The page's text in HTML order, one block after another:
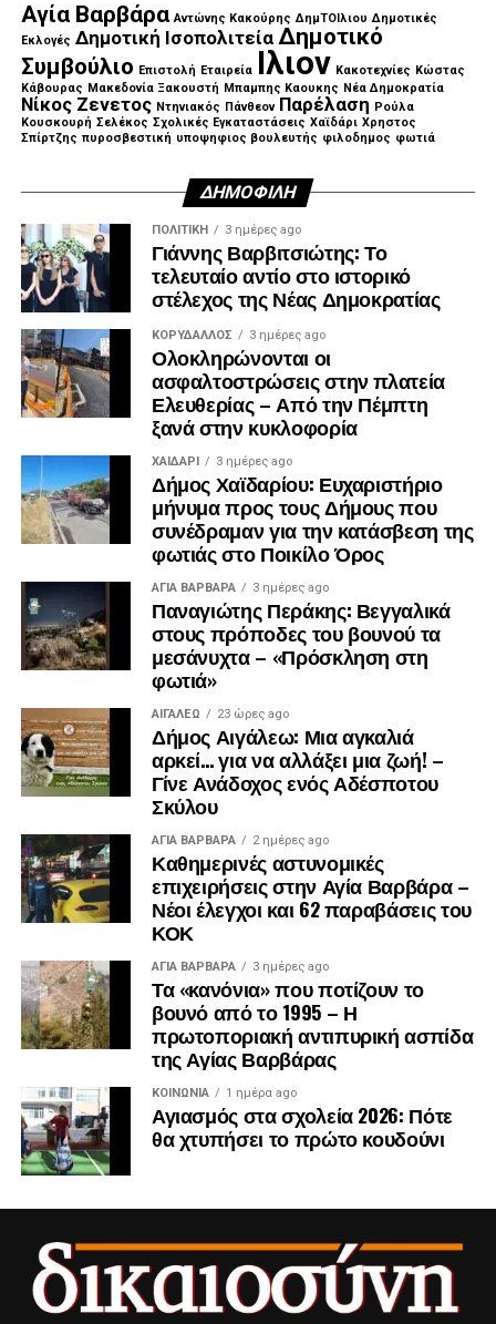
Αγία Βαρβάρα Αντώνης Κακούρης ΔημΤΟΙλιου Δημοτικές
Εκλογές Δημοτική Ισοπολιτεία Δημοτικό
Συμβούλιο Επιστολή Εταιρεία Ιλιον Κακοτεχνίες Κώστας
Κάβουρας Μακεδονία Ξακουστή Μπαμπης Καουκης Νέα Δημοκρατία
Νίκος Ζενετος Ντηνιακός Πάνθεον Παρέλαση Ρούλα
Κουσκουρή Σελέκος Σχολικές Εγκαταστάσεις Χαϊδάρι Χρηστος
Σπίρτζης πυροσβεστική υποψηφιος βουλευτής φιλοδημος φωτιά
ΔΗΜΟΦΙΛΉ
ΠΟΛΙΤΙΚΉ 3 ημέρες ago
Γιάννης Βαρβιτσιώτης: Το
τελευταίο αντίο στο ιστορικό
στέλεχος της Νέας Δημοκρατίας
ΚΟΡΥΔΑΛΛΟΣ 3 ημέρες ago
Ολοκληρώνονται οι
ασφαλτοστρώσεις στην πλατεία
Ελευθερίας – Από την Πέμπτη
ξανά στην κυκλοφορία
ΧΑΪΔΑΡΙ 3 ημέρες ago
Δήμος Χαϊδαρίου: Ευχαριστήριο
μήνυμα προς τους Δήμους που
συνέδραμαν για την κατάσβεση της
φωτιάς στο Ποικίλο Όρος
ΑΓΙΑ ΒΑΡΒΑΡΑ 3 ημέρες ago
Παναγιώτης Περάκης: Βεγγαλικά
στους πρόποδες του βουνού τα
μεσάνυχτα – «Πρόσκληση στη
φωτιά»
ΑΙΓΑΛΕΩ 23 ώρες ago
Δήμος Αιγάλεω: Μια αγκαλιά
αρκεί… για να αλλάξει μια ζωή! –
Γίνε Ανάδοχος ενός Αδέσποτου
Σκύλου
ΑΓΙΑ ΒΑΡΒΑΡΑ 2 ημέρες ago
Καθημερινές αστυνομικές
επιχειρήσεις στην Αγία Βαρβάρα –
Νέοι έλεγχοι και 62 παραβάσεις του
ΚΟΚ
ΑΓΙΑ ΒΑΡΒΑΡΑ 3 ημέρες ago
Τα «κανόνια» που ποτίζουν το
βουνό από το 1995 – Η
πρωτοποριακή αντιπυρική ασπίδα
της Αγίας Βαρβάρας
ΚΟΙΝΩΝΊΑ 1 ημέρα ago
Αγιασμός στα σχολεία 2026: Πότε
θα χτυπήσει το πρώτο κουδούνι